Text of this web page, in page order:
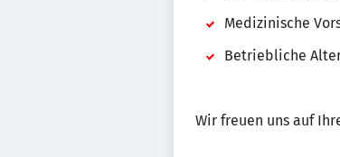
Medizinische
Betriebliche
Wir freuen uns auf